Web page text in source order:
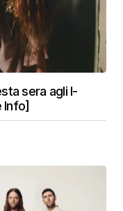
sera agli I-
Info]